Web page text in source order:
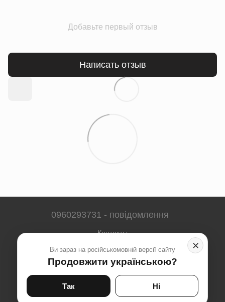
Добавьте первый отзыв
Написать отзыв
0960293731 - повідомлення
Контакты
Полная версия сайта
Карта сайта
×
Ви зараз на російськомовній версії сайту
Продовжити українською?
Так Ні